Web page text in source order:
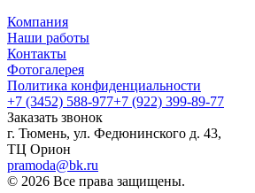
Компания
Наши работы
Контакты
Фотогалерея
Политика конфиденциальности
+7 (3452) 588-977+7 (922) 399-89-77
Заказать звонок
г. Тюмень, ул. Федюнинского д. 43,
ТЦ Орион
pramoda@bk.ru
© 2026 Все права защищены.